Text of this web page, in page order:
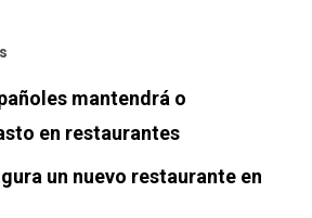
mantendrá o
en restaurantes
un nuevo restaurante en